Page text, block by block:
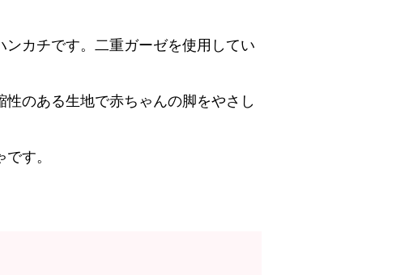
ンカチです。二重ガーゼを使用してい
のある生地で赤ちゃんの脚をやさし
す。